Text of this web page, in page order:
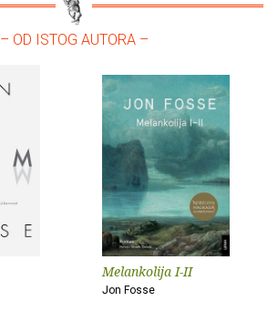
– OD ISTOG AUTORA –
Melankolija I-II
Jon Fosse